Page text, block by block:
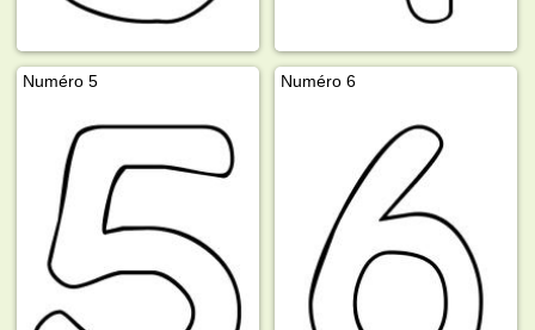
Numéro 5 Numéro 6